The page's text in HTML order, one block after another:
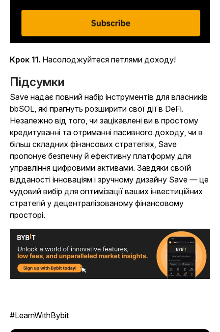
Крок 11. Насолоджуйтеся петлями доходу!
Підсумки
Save надає повний набір інструментів для власників
bbSOL, які прагнуть розширити свої дії в DeFi.
Незалежно від того, чи зацікавлені ви в простому
кредитуванні та отриманні пасивного доходу, чи в
більш складних фінансових стратегіях, Save
пропонує безпечну й ефективну платформу для
управління цифровими активами. Завдяки своїй
відданості інноваціям і зручному дизайну Save — це
чудовий вибір для оптимізації ваших інвестиційних
стратегій у децентралізованому фінансовому
просторі.
#LearnWithBybit